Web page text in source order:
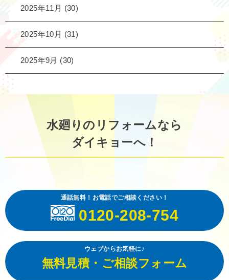
2025年11月 (30)
2025年10月 (31)
2025年9月 (30)
水廻りのリフォームなら
ダイキョーへ！
通話無料！お電話でご相談ください！
0120-208-754
ウェブからお気軽に♪
無料見積・ご相談フォーム